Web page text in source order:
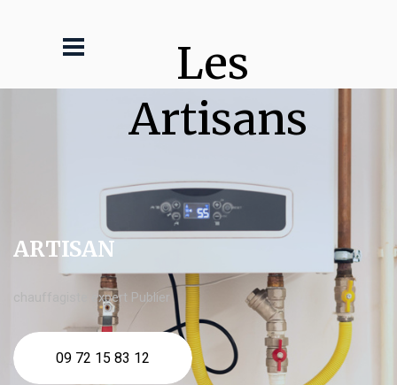
Les
Artisans
ARTISAN
chauffagiste expert Publier
09 72 15 83 12